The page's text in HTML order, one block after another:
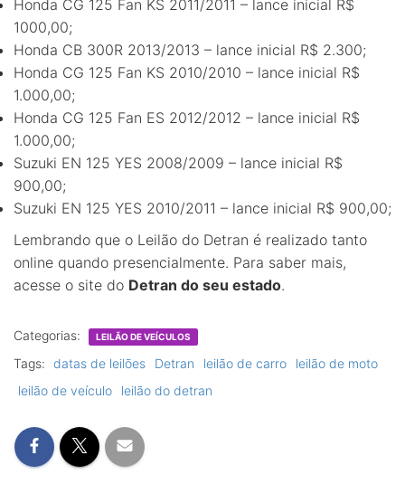
Honda CG 125 Fan KS 2011/2011 – lance inicial R$
1000,00;
Honda CB 300R 2013/2013 – lance inicial R$ 2.300;
Honda CG 125 Fan KS 2010/2010 – lance inicial R$
1.000,00;
Honda CG 125 Fan ES 2012/2012 – lance inicial R$
1.000,00;
Suzuki EN 125 YES 2008/2009 – lance inicial R$
900,00;
Suzuki EN 125 YES 2010/2011 – lance inicial R$ 900,00;
Lembrando que o Leilão do Detran é realizado tanto
online quando presencialmente. Para saber mais,
acesse o site do Detran do seu estado.
Categorias: LEILÃO DE VEÍCULOS
Tags: datas de leilões Detran leilão de carro
leilão de moto
leilão de veículo
leilão do detran